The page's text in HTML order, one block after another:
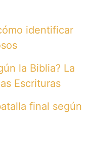
identificar
la Biblia? La
Escrituras
final según